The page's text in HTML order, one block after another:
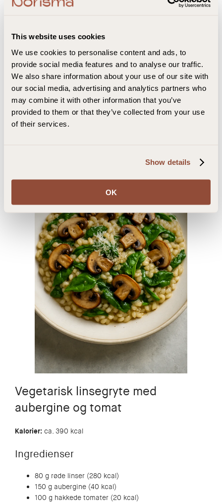
This website uses cookies
We use cookies to personalise content and ads, to
provide social media features and to analyse our traffic.
We also share information about your use of our site with
our social media, advertising and analytics partners who
may combine it with other information that you’ve
provided to them or that they’ve collected from your use
of their services.
Show details
OK
Fremgangsmåte
Kok byggryn i lettsaltet vann til de er nesten møre
(ca. 20 min).
Surr løk og hvitløk i olivenolje til blankt. Tilsett sopp
og stek til den får farge.
Vend inn ferdigkokte byggryn og spe med
grønnsaksbuljong litt etter litt.
Rør inn spinat og parmesan rett før servering.
Vegetarisk linsegryte med
aubergine og tomat
Kalorier: ca. 390 kcal
Ingredienser
80 g røde linser (280 kcal)
150 g aubergine (40 kcal)
100 g hakkede tomater (20 kcal)